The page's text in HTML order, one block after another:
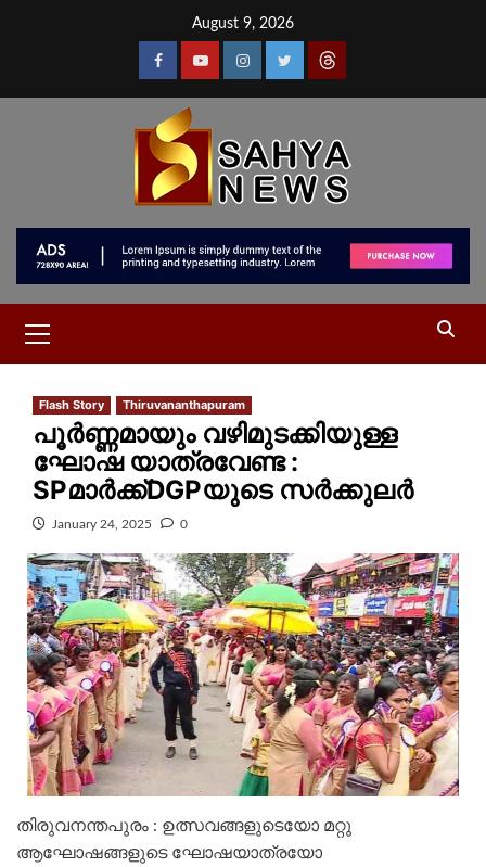
August 9, 2026
Flash Story Thiruvananthapuram
പൂർണ്ണമായും വഴിമുടക്കിയുള്ള
ഘോഷ യാത്രവേണ്ട :
SPമാർക്ക്DGPയുടെ സർക്കുലർ
January 24, 2025 0
തിരുവനന്തപുരം : ഉത്സവങ്ങളുടെയോ മറ്റു
ആഘോഷങ്ങളുടെ ഘോഷയാത്രയോ